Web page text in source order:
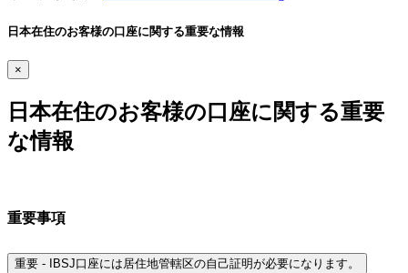
日本在住のお客様の口座に関する重要な情報
×
日本在住のお客様の口座に関する重要
な情報
重要事項
重要 - IBSJ口座には居住地管轄区の自己証明が必要になります。